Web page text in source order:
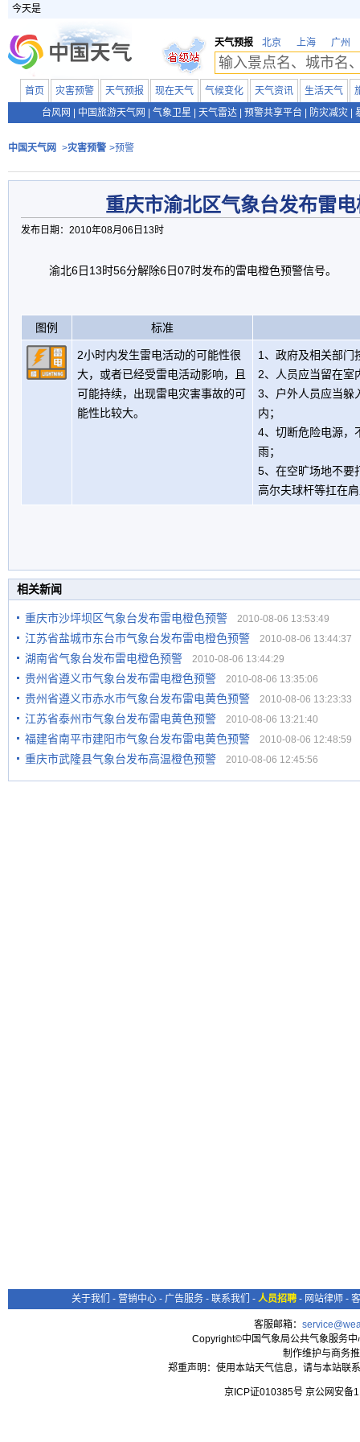
今天是
天气预报 北京 上海 广州
首页 灾害预警 天气预报 现在天气 气候变化 天气资讯 生活天气
台风网
中国旅游天气网 气象卫星 天气雷达 预警共享平台 防灾减灾
中国天气网 >灾害预警 >预警
重庆市渝北区气象台发布雷
发布日期：2010年08月06日13时
渝北6日13时56分解除6日07时发布的雷电橙色预警信号。
图例 标准
2小时内发生雷电活动的可能性很
大，或者已经受雷电活动影响，且
可能持续，出现雷电灾害事故的可
能性比较大。
1、政府及相关部门
2、人员应当留在室
3、户外人员应当躲
内；
4、切断危险电源，
雨；
5、在空旷场地不要
高尔夫球杆等扛在
相关新闻
重庆市沙坪坝区气象台发布雷电橙色预警 2010-08-06 13:53:49
江苏省盐城市东台市气象台发布雷电橙色预警 2010-08-06 13:44:37
湖南省气象台发布雷电橙色预警 2010-08-06 13:44:29
贵州省遵义市气象台发布雷电橙色预警 2010-08-06 13:35:06
贵州省遵义市赤水市气象台发布雷电黄色预警 2010-08-06 13:23:33
江苏省泰州市气象台发布雷电黄色预警 2010-08-06 13:21:40
福建省南平市建阳市气象台发布雷电黄色预警 2010-08-06 12:48:59
重庆市武隆县气象台发布高温橙色预警 2010-08-06 12:45:56
关于我们 - 营销中心 - 广告服务 - 联系我们 - 人员招聘 - 网站律师 -
客服邮箱：
Copyright©中国气象局公共气象服务
制作维护与商务
郑重声明：使用本站天气信息，请与本站联
京ICP证010385号 京公网安备